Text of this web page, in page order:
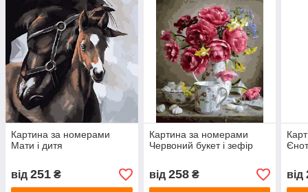
Картина за номерами
Мати і дитя
від 251 ₴
Картина за номерами
Червоний букет і зефір
від 258₴ від